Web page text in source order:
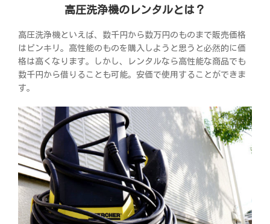
高圧洗浄機のレンタルとは？
高圧洗浄機といえば、数千円から数万円のものまで販売価格
はピンキリ。高性能のものを購入しようと思うと必然的に価
格は高くなります。しかし、レンタルなら高性能な商品でも
数千円から借りることも可能。安価で使用することができま
す。